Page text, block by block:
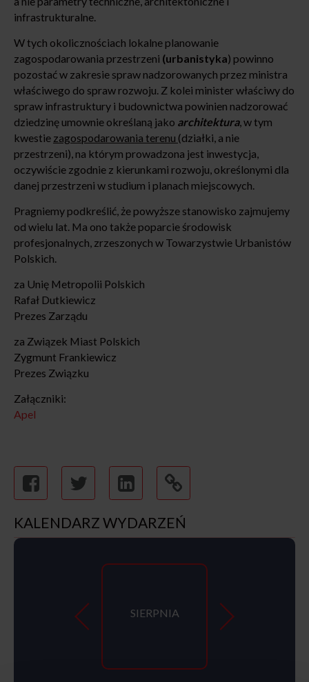
infrastrukturalne.
W tych okolicznościach lokalne planowanie
zagospodarowania przestrzeni (urbanistyka) powinno
pozostać w zakresie spraw nadzorowanych przez ministra
właściwego do spraw rozwoju. Z kolei minister właściwy do
spraw infrastruktury i budownictwa powinien nadzorować
dziedzinę umownie określaną jako architektura, w tym
kwestie zagospodarowania terenu (działki, a nie
przestrzeni), na którym prowadzona jest inwestycja,
oczywiście zgodnie z kierunkami rozwoju, określonymi dla
danej przestrzeni w studium i planach miejscowych.
Pragniemy podkreślić, że powyższe stanowisko zajmujemy
od wielu lat. Ma ono także poparcie środowisk
profesjonalnych, zrzeszonych w Towarzystwie Urbanistów
Polskich.
za Unię Metropolii Polskich
Rafał Dutkiewicz
Prezes Zarządu
za Związek Miast Polskich
Zygmunt Frankiewicz
Prezes Związku
Załączniki:
Apel
KALENDARZ WYDARZEŃ
SIERPNIA